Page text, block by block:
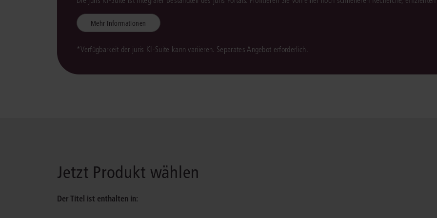
Mehr Informationen
*Verfügbarkeit der juris KI-Suite kann variieren. Separates Angebot erforderlich.
Jetzt Produkt wählen
Der Titel ist enthalten in: